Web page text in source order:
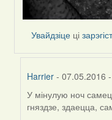
Увайдзіце ці
Harrier - 07.05.2016
In
reply
У мінулую ноч
гняздзе, здаецца,